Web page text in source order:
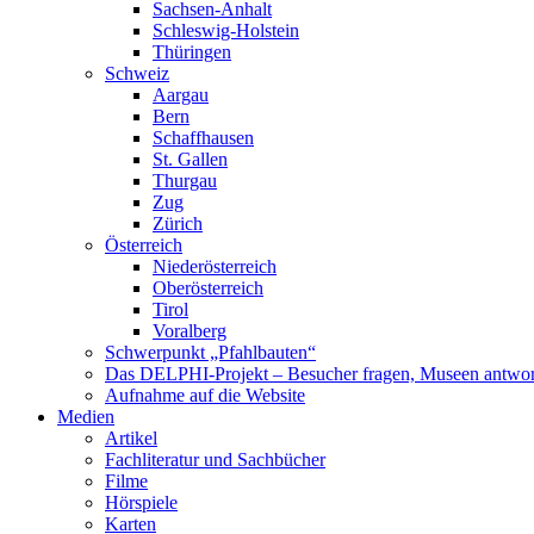
Sachsen-Anhalt
Schleswig-Holstein
Thüringen
Schweiz
Aargau
Bern
Schaffhausen
St. Gallen
Thurgau
Zug
Zürich
Österreich
Niederösterreich
Oberösterreich
Tirol
Voralberg
Schwerpunkt „Pfahlbauten“
Das DELPHI-Projekt – Besucher fragen, Museen
Aufnahme auf die Website
Medien
Artikel
Fachliteratur und Sachbücher
Filme
Hörspiele
Karten